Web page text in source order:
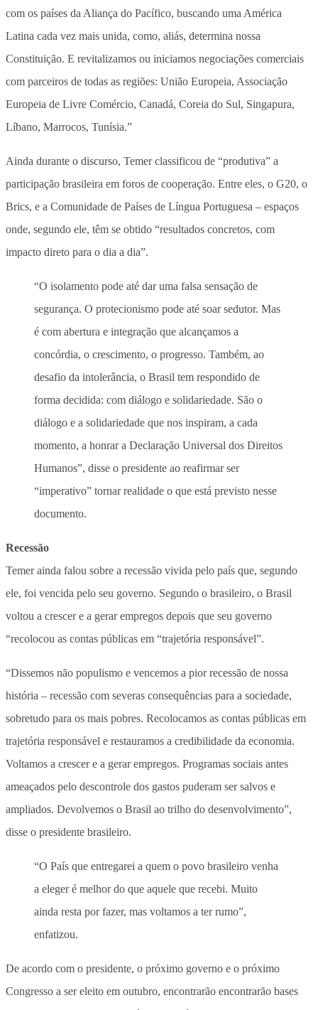
com os países da Aliança do Pacífico, buscando uma América
Latina cada vez mais unida, como, aliás, determina nossa
Constituição. E revitalizamos ou iniciamos negociações comerciais
com parceiros de todas as regiões: União Europeia, Associação
Europeia de Livre Comércio, Canadá, Coreia do Sul, Singapura,
Líbano, Marrocos, Tunísia.”
Ainda durante o discurso, Temer classificou de “produtiva” a
participação brasileira em foros de cooperação. Entre eles, o G20, o
Brics, e a Comunidade de Países de Língua Portuguesa – espaços
onde, segundo ele, têm se obtido “resultados concretos, com
impacto direto para o dia a dia”.
“O isolamento pode até dar uma falsa sensação de
segurança. O protecionismo pode até soar sedutor. Mas
é com abertura e integração que alcançamos a
concórdia, o crescimento, o progresso. Também, ao
desafio da intolerância, o Brasil tem respondido de
forma decidida: com diálogo e solidariedade. São o
diálogo e a solidariedade que nos inspiram, a cada
momento, a honrar a Declaração Universal dos Direitos
Humanos”, disse o presidente ao reafirmar ser
“imperativo” tornar realidade o que está previsto nesse
documento.
Recessão
Temer ainda falou sobre a recessão vivida pelo país que, segundo
ele, foi vencida pelo seu governo. Segundo o brasileiro, o Brasil
voltou a crescer e a gerar empregos depois que seu governo
“recolocou as contas públicas em “trajetória responsável”.
“Dissemos não populismo e vencemos a pior recessão de nossa
história – recessão com severas consequências para a sociedade,
sobretudo para os mais pobres. Recolocamos as contas públicas em
trajetória responsável e restauramos a credibilidade da economia.
Voltamos a crescer e a gerar empregos. Programas sociais antes
ameaçados pelo descontrole dos gastos puderam ser salvos e
ampliados. Devolvemos o Brasil ao trilho do desenvolvimento”,
disse o presidente brasileiro.
“O País que entregarei a quem o povo brasileiro venha
a eleger é melhor do que aquele que recebi. Muito
ainda resta por fazer, mas voltamos a ter rumo”,
enfatizou.
De acordo com o presidente, o próximo governo e o próximo
Congresso a ser eleito em outubro, encontrarão encontrarão bases